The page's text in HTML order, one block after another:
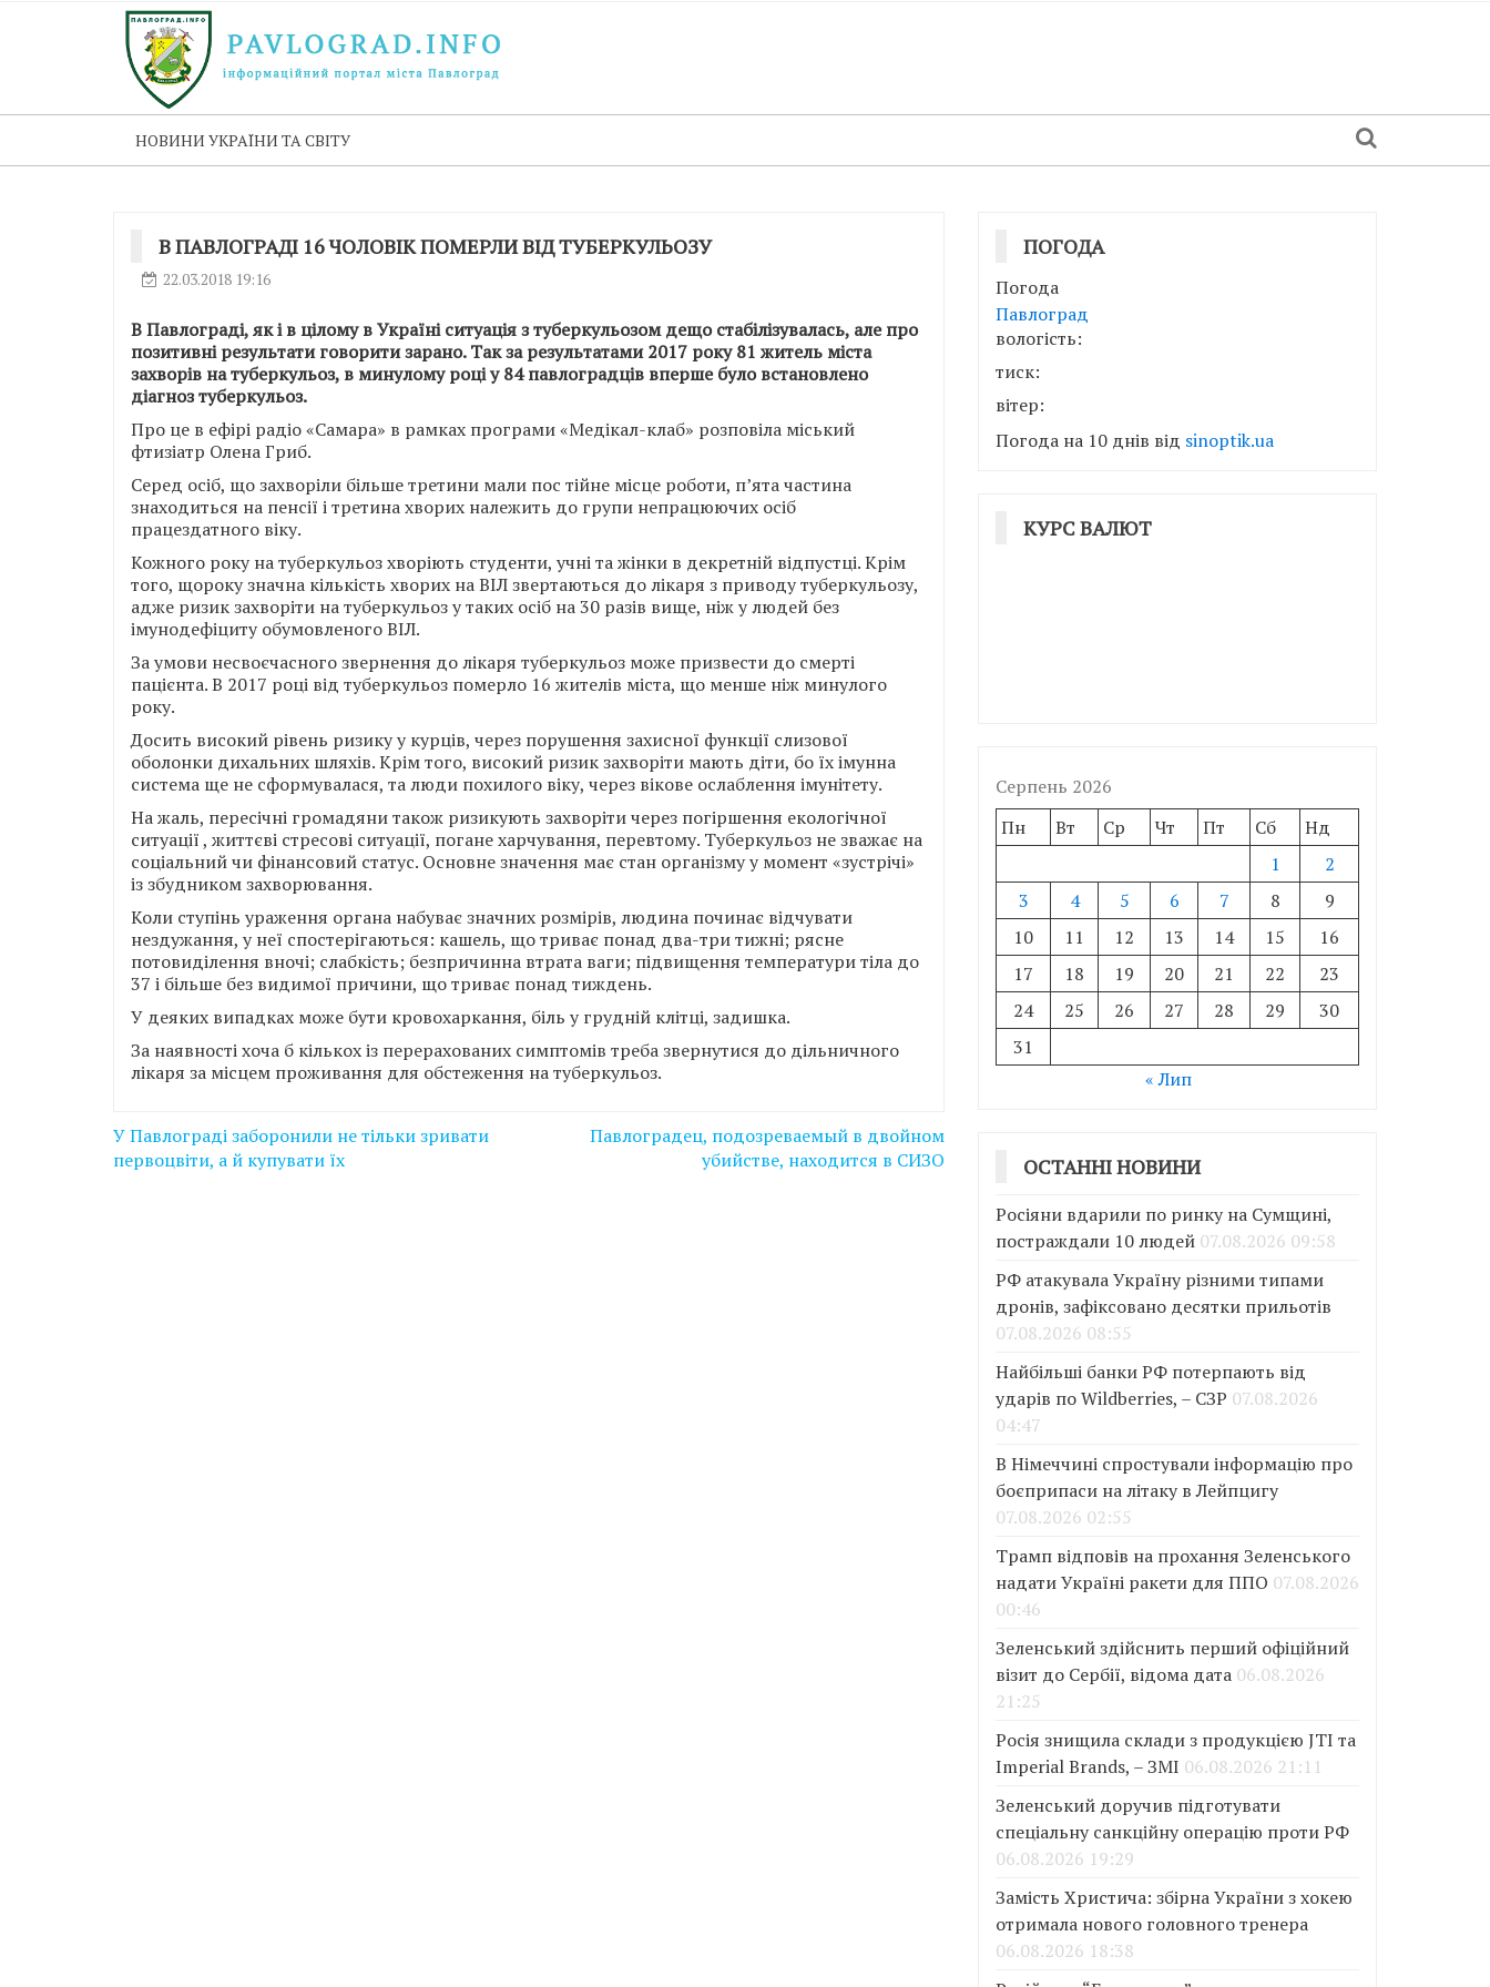
НОВИНИ УКРАЇНИ ТА СВІТУ
В ПАВЛОГРАДІ 16 ЧОЛОВІК ПОМЕРЛИ ВІД ТУБЕРКУЛЬОЗУ
22.03.2018 19:16
В Павлограді, як і в цілому в Україні ситуація з туберкульозом дещо стабілізувалась, але про
позитивні результати говорити зарано. Так за результатами 2017 року 81 житель міста
захворів на туберкульоз, в минулому році у 84 павлоградців вперше було встановлено
діагноз туберкульоз.
Про це в ефірі радіо «Самара» в рамках програми «Медікал-клаб» розповіла міський
фтизіатр Олена Гриб.
Серед осіб, що захворіли більше третини мали пос тійне місце роботи, п’ята частина
знаходиться на пенсії і третина хворих належить до групи непрацюючих осіб
працездатного віку.
Кожного року на туберкульоз хворіють студенти, учні та жінки в декретній відпустці. Крім
того, щороку значна кількість хворих на ВІЛ звертаються до лікаря з приводу туберкульозу,
адже ризик захворіти на туберкульоз у таких осіб на 30 разів вище, ніж у людей без
імунодефіциту обумовленого ВІЛ.
За умови несвоєчасного звернення до лікаря туберкульоз може призвести до смерті
пацієнта. В 2017 році від туберкульоз померло 16 жителів міста, що менше ніж минулого
року.
Досить високий рівень ризику у курців, через порушення захисної функції слизової
оболонки дихальних шляхів. Крім того, високий ризик захворіти мають діти, бо їх імунна
система ще не сформувалася, та люди похилого віку, через вікове ослаблення імунітету.
На жаль, пересічні громадяни також ризикують захворіти через погіршення екологічної
ситуації , життєві стресові ситуації, погане харчування, перевтому. Туберкульоз не зважає на
соціальний чи фінансовий статус. Основне значення має стан організму у момент «зустрічі»
із збудником захворювання.
Коли ступінь ураження органа набуває значних розмірів, людина починає відчувати
нездужання, у неї спостерігаються: кашель, що триває понад два-три тижні; рясне
потовиділення вночі; слабкість; безпричинна втрата ваги; підвищення температури тіла до
37 і більше без видимої причини, що триває понад тиждень.
У деяких випадках може бути кровохаркання, біль у грудній клітці, задишка.
За наявності хоча б кількох із перерахованих симптомів треба звернутися до дільничного
лікаря за місцем проживання для обстеження на туберкульоз.
Навігація
записів
У Павлограді заборонили не тільки зривати
первоцвіти, а й купувати їх
Павлоградец, подозреваемый в двойном
убийстве, находится в СИЗО
ПОГОДА
Погода
Павлоград
вологість:
тиск:
вітер:
Погода на 10 днів від sinoptik.ua
КУРС ВАЛЮТ
Серпень 2026
Пн
Вт Ср Чт Пт Сб
Нд
1
2
3
4 5 6 7 8
9
10
11 12 13 14 15
16
17
18 19 20 21 22
23
24
25 26 27 28 29
30
31
« Лип
ОСТАННІ НОВИНИ
Росіяни вдарили по ринку на Сумщині,
постраждали 10 людей 07.08.2026 09:58
РФ атакувала Україну різними типами
дронів, зафіксовано десятки прильотів
07.08.2026 08:55
Найбільші банки РФ потерпають від
ударів по Wildberries, – СЗР 07.08.2026
04:47
В Німеччині спростували інформацію про
боєприпаси на літаку в Лейпцигу
07.08.2026 02:55
Трамп відповів на прохання Зеленського
надати Україні ракети для ППО 07.08.2026
00:46
Зеленський здійснить перший офіційний
візит до Сербії, відома дата 06.08.2026
21:25
Росія знищила склади з продукцією JTI та
Imperial Brands, – ЗМІ 06.08.2026 21:11
Зеленський доручив підготувати
спеціальну санкційну операцію проти РФ
06.08.2026 19:29
Замість Христича: збірна України з хокею
отримала нового головного тренера
06.08.2026 18:38